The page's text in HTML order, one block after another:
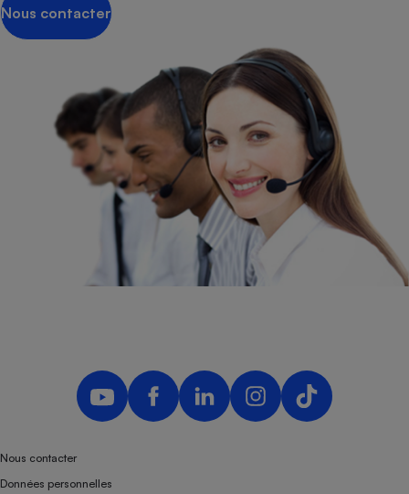
Nous contacter
Nous contacter
Données personnelles